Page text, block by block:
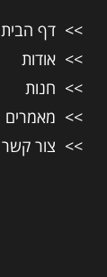
דף הבית
אודות
חנות
מאמרים
צור קשר